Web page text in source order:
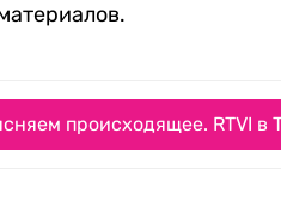
происходящее. RTVI в